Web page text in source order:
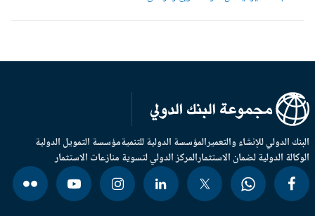
الدولي للإنشاء والتعميرالمؤسسة الدولية للتنميةمؤسسة التمويل الدولية
الدولية لضمان الاستثمارالمركز الدولي لتسوية منازعات الاستثمار